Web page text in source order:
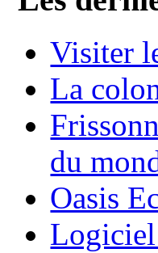
Visiter
La
du
Oasis